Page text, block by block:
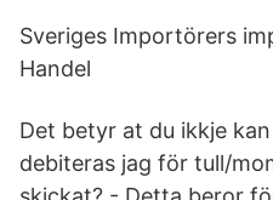
Sveriges Importörers
Handel
Det betyr at du ikkje
debiteras jag för tull/